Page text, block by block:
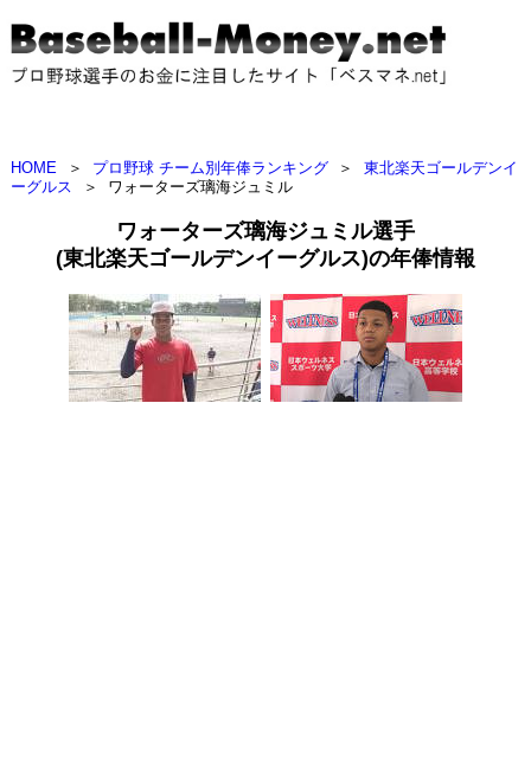
HOME ＞ プロ野球 チーム別年俸ランキング ＞
東北楽天ゴールデンイ
ーグルス
＞ ワォーターズ璃海ジュミル
ワォーターズ璃海ジュミル選手
(東北楽天ゴールデンイーグルス)の年俸情報